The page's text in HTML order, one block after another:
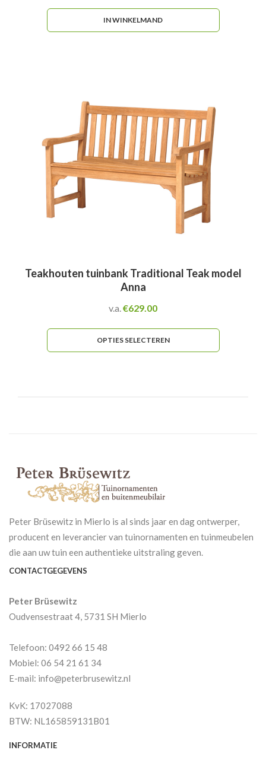
IN WINKELMAND
Teakhouten tuinbank Traditional Teak model
Anna
v.a. €629.00
OPTIES SELECTEREN
Peter Brüsewitz in Mierlo is al sinds jaar en dag ontwerper,
producent en leverancier van tuinornamenten en tuinmeubelen
die aan uw tuin een authentieke uitstraling geven.
CONTACTGEGEVENS
Peter Brüsewitz
Oudvensestraat 4, 5731 SH Mierlo
Telefoon: 0492 66 15 48
Mobiel: 06 54 21 61 34
E-mail: info@peterbrusewitz.nl
KvK: 17027088
BTW: NL165859131B01
INFORMATIE